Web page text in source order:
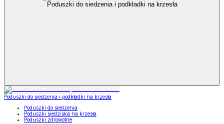
Poduszki do siedzenia i podkładki na krzesła
Poduszki do siedzenia i podkładki na krzesła
Poduszki do siedzenia
Poduszki siedziska na krzesła
Poduszki zdrowotne